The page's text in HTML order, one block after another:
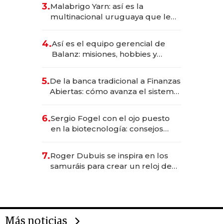
anticipación y prepara apertura
3.Malabrigo Yarn: así es la
multinacional uruguaya que le
4.Así es el equipo gerencial de
Balanz: misiones, hobbies y
5.De la banca tradicional a Finanzas
Abiertas: cómo avanza el sistema
6.Sergio Fogel con el ojo puesto
en la biotecnología: consejos
rol de la IA
7.Roger Dubuis se inspira en los
samuráis para crear un reloj de
Más noticias